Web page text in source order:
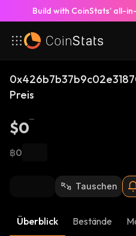
Build with CoinStats’ all-
Preis
$0
฿0
Tauschen
Überblick Bestände